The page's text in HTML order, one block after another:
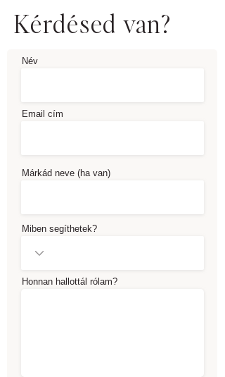
Kérdésed van?
Név
Email cím
Márkád neve (ha van)
Miben segíthetek?
Honnan hallottál rólam?